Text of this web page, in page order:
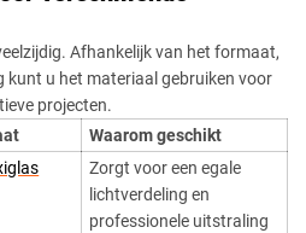
Afhankelijk van het formaat,
kunt u het materiaal gebruiken voor
projecten.
Waarom geschikt
Zorgt voor een egale
lichtverdeling en
professionele uitstraling